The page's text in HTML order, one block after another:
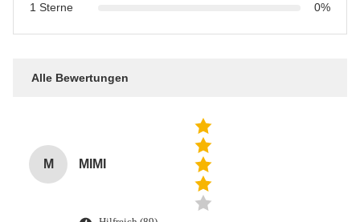
1 Sterne
0%
Alle Bewertungen
M MIMI